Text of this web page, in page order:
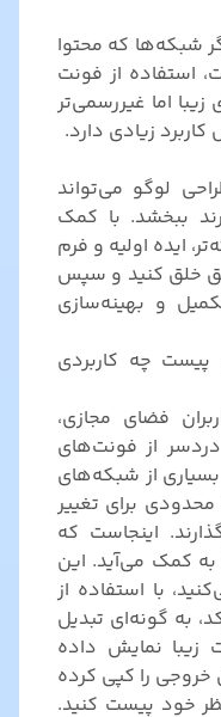
شبکه‌ها که محتوا
استفاده از فونت‌
اما غیررسمی‌تر
زیادی دارد.
لوگو می‌تواند
ببخشد. با کمک
ایده اولیه و فرم
خلق کنید و سپس
و بهینه‌سازی
پیست چه کاربردی
فضای مجازی،
از فونت‌های
از شبکه‌های
محدودی برای تغییر
اینجاست که
به کمک می‌آید. این
با استفاده از
به گونه‌ای تبدیل
نمایش داده
را کپی کرده
خود پیست کنید.